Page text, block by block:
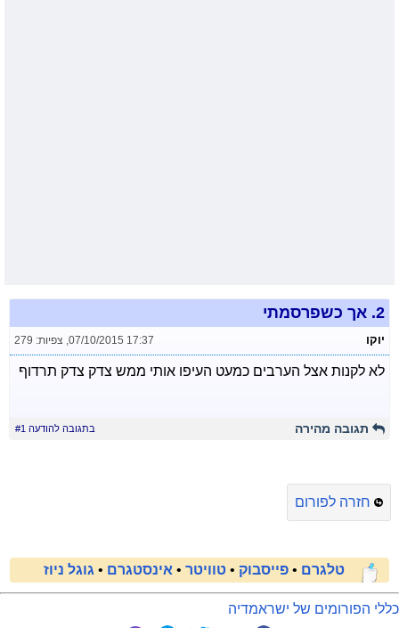
2. אך כשפרסמתי
יוקו 07/10/2015 17:37
, צפיות: 279
לא לקנות אצל הערבים כמעט העיפו אותי ממש צדק צדק תרדוף
תגובה מהירה בתגובה להודעה #1
חזרה לפורום
טלגרם • פייסבוק • טוויטר • אינסטגרם • גוגל ניוז
כללי הפורומים של ישראמדיה